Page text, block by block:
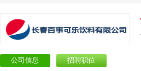
公司信息 招聘职位